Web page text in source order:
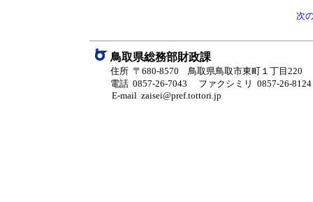
次
鳥取県総務部財政課
住所 〒680-8570 鳥取県鳥取市東町１丁目220
電話 0857-26-7043
ファクシミリ 0857-26-8124
E-mail zaisei@pref.tottori.jp